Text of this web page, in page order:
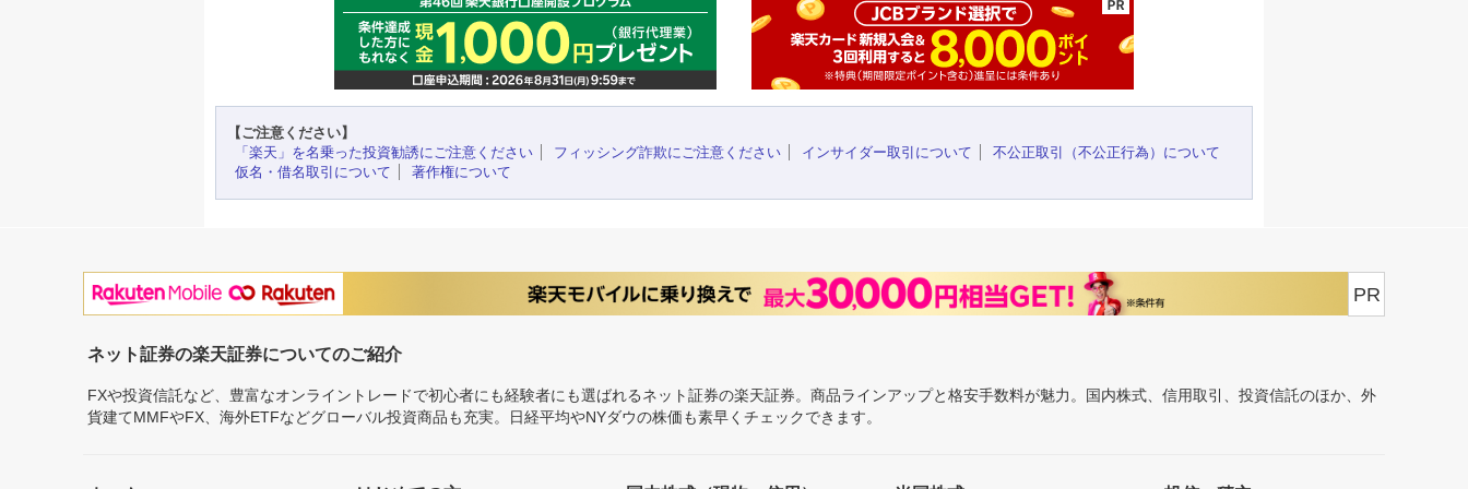
【ご注意ください】
「楽天」を名乗った投資勧誘にご注意ください
フィッシング詐欺にご注意ください インサイダー取引について
不公正取引（不公正行為）について
仮名・借名取引について
著作権について
PR
ネット証券の楽天証券についてのご紹介
FXや投資信託など、豊富なオンライントレードで初心者にも経験者にも選ばれるネット証券の楽天証券。商品ラインアップと格安手数料が魅力。国内株式、信用取引、投資信託のほか、外
貨建てMMFやFX、海外ETFなどグローバル投資商品も充実。日経平均やNYダウの株価も素早くチェックできます。